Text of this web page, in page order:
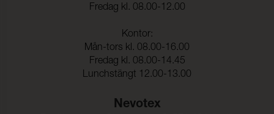
Fredag kl. 08.00-12.00
Kontor:
Mån-tors kl. 08.00-16.00
Fredag kl. 08.00-14.45
Lunchstängt 12.00-13.00
Nevotex